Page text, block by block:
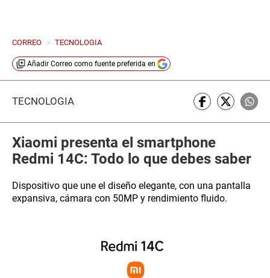
CORREO > TECNOLOGIA
Añadir Correo como fuente preferida en
TECNOLOGÍA
Xiaomi presenta el smartphone
Redmi 14C: Todo lo que debes saber
Dispositivo que une el diseño elegante, con una pantalla
expansiva, cámara con 50MP y rendimiento fluido.